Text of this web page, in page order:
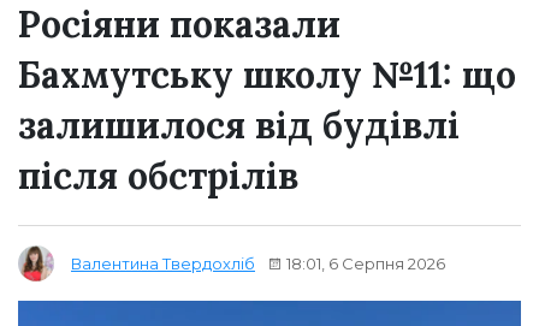
Росіяни показали
Бахмутську школу №11: що
залишилося від будівлі
після обстрілів
Валентина Твердохліб 18:01, 6 Серпня 2026